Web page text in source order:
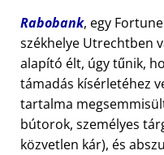
Rabobank, egy
székhelye Utrechtben
alapító élt, úgy tűnik,
támadás kísérletéhez
tartalma
bútorok, személyes
közvetlen kár), és